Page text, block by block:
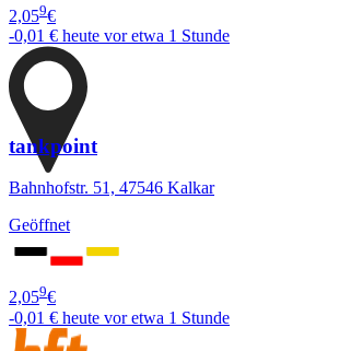
2,059€
-0,01 € heute vor etwa 1 Stunde
tankpoint
Bahnhofstr. 51, 47546 Kalkar
Geöffnet
2,059€
-0,01 € heute vor etwa 1 Stunde